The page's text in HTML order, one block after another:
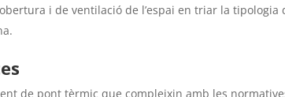
i de ventilació de l’espai en triar la tipologia
de pont tèrmic que compleixin amb les